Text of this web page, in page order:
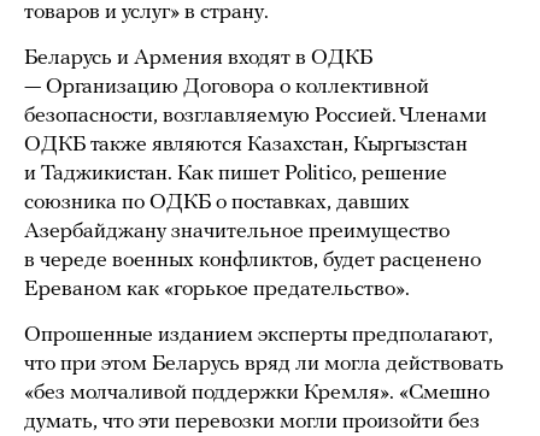
товаров и услуг» в страну.
Беларусь и Армения входят в ОДКБ
— Организацию Договора о коллективной
безопасности, возглавляемую Россией. Членами
ОДКБ также являются Казахстан, Кыргызстан
и Таджикистан. Как пишет Politico, решение
союзника по ОДКБ о поставках, давших
Азербайджану значительное преимущество
в череде военных конфликтов, будет расценено
Ереваном как «горькое предательство».
Опрошенные изданием эксперты предполагают,
что при этом Беларусь вряд ли могла действовать
«без молчаливой поддержки Кремля». «Смешно
думать, что эти перевозки могли произойти без